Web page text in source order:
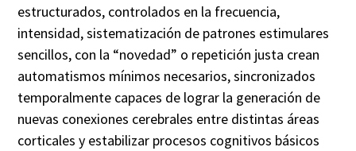
estructurados, controlados en la frecuencia,
intensidad, sistematización de patrones estimulares
sencillos, con la “novedad” o repetición justa crean
automatismos mínimos necesarios, sincronizados
temporalmente capaces de lograr la generación de
nuevas conexiones cerebrales entre distintas áreas
corticales y estabilizar procesos cognitivos básicos